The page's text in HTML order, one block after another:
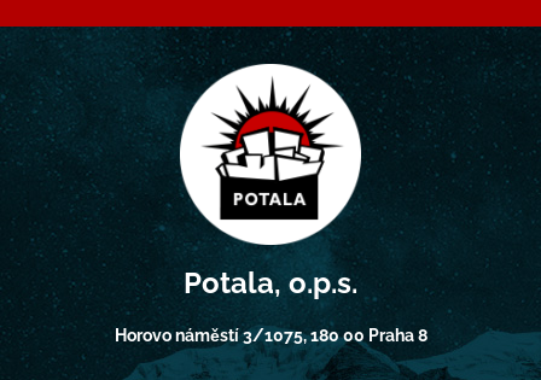
Potala, o.p.s.
Horovo náměstí 3/1075, 180 00 Praha 8